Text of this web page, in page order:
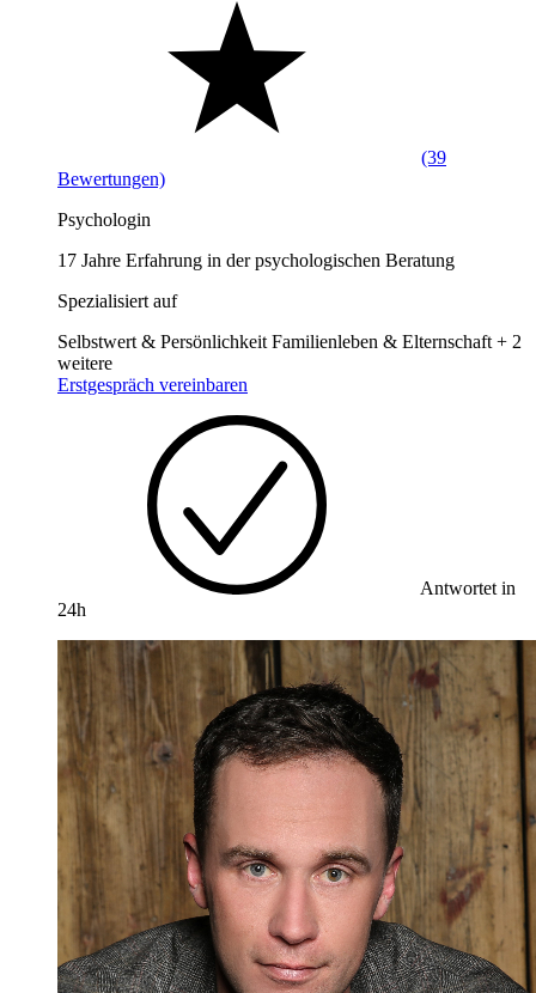
(39
Bewertungen)
Psychologin
17 Jahre Erfahrung in der psychologischen Beratung
Spezialisiert auf
Selbstwert & Persönlichkeit Familienleben & Elternschaft + 2
weitere
Erstgespräch vereinbaren
Antwortet in
24h